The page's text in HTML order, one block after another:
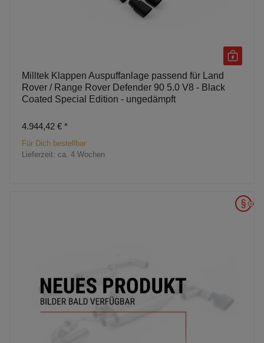
Milltek Klappen Auspuffanlage passend für Land
Rover / Range Rover Defender 90 5.0 V8 - Black
Coated Special Edition - ungedämpft
4.944,42 € *
Für Dich bestellbar
Lieferzeit: ca. 4 Wochen